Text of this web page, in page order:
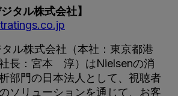
タル株式会社】
ル株式会社（本社：東京都港
長：宮本 淳）はNielsenの消
部門の日本法人として、視聴者
ソリューションを通じて、お客